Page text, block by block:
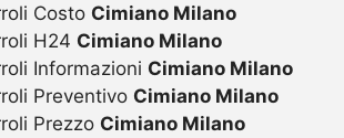
Costo Cimiano Milano
H24 Cimiano Milano
Informazioni Cimiano Milano
Preventivo Cimiano Milano
Prezzo Cimiano Milano